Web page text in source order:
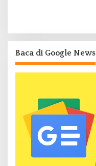
Baca di Google News